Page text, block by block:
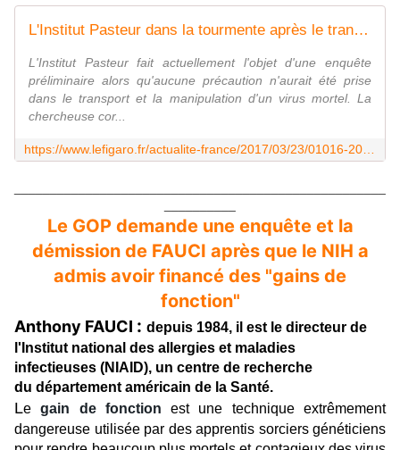
L'Institut Pasteur dans la tourmente après le transport clandestin d'un virus mortel
L'Institut Pasteur fait actuellement l'objet d'une enquête
préliminaire alors qu'aucune précaution n'aurait été prise
dans le transport et la manipulation d'un virus mortel. La
chercheuse cor...
Le GOP demande une enquête et la
démission de FAUCI après que le NIH a
admis avoir financé des "gains de
fonction"
Anthony FAUCI : depuis 1984, il est le directeur de
l' Institut national des allergies et maladies
infectieuses (NIAID), un centre de recherche
du département américain de la Santé.
Legain de fonction est une technique extrêmement
dangereuse utilisée par des apprentis sorciers généticiens